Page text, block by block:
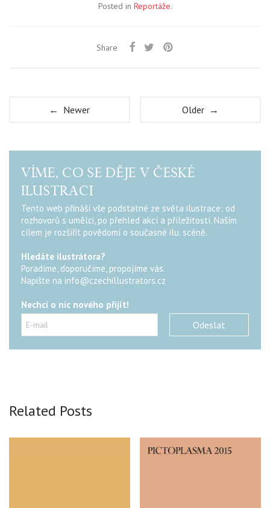
Posted in Reportáže.
Share
← Newer Older →
VÍME, CO SE DĚJE V ČESKÉ
ILUSTRACI
Tento web přináší vše podstatné ze světa ilustrace: od
rozhovorů s umělci, po přehled akcí a příležitostí. Naším
cílem je rozšířit povědomí o současné ilu. scéně.
Hledáte ilustrátora?
Poradíme, doporučíme, propojíme vás.
Napište na info@czechillustrators.cz
Nechci o nic nového přijít!
Related Posts